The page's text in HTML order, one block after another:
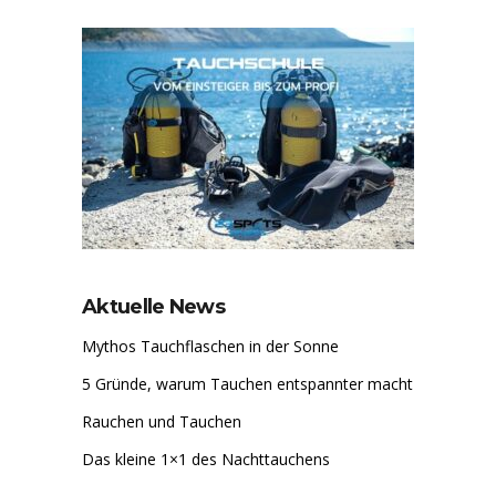
Aktuelle News
Mythos Tauchflaschen in der Sonne
5 Gründe, warum Tauchen entspannter macht
Rauchen und Tauchen
Das kleine 1×1 des Nachttauchens